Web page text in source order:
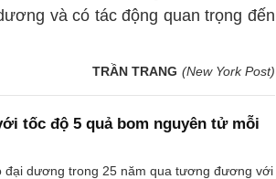
và có tác động quan trọng đến
TRẦN TRANG (New York Post)
tốc độ 5 quả bom nguyên tử mỗi
đại dương trong 25 năm qua tương đương với